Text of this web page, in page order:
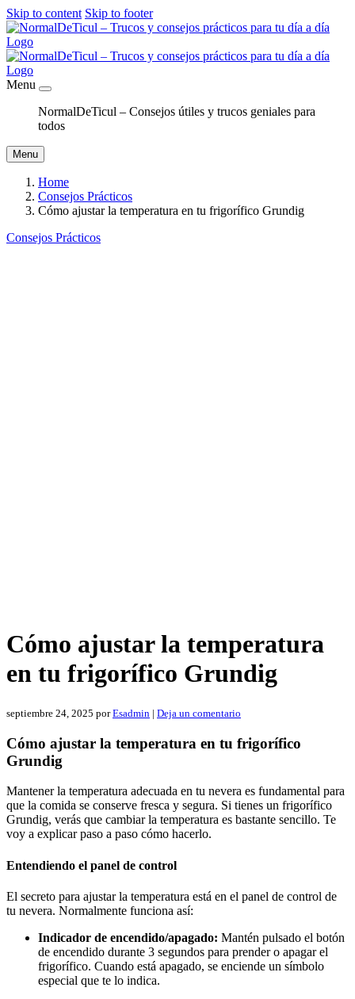
Skip to content Skip to footer
Menu
NormalDeTicul – Consejos útiles y trucos geniales para
todos
Menu
Home
Consejos Prácticos
Cómo ajustar la temperatura en tu frigorífico Grundig
Consejos Prácticos
Cómo ajustar la temperatura
en tu frigorífico Grundig
septiembre 24, 2025 porEsadmin | Deja un comentario
Cómo ajustar la temperatura en tu frigorífico
Grundig
Mantener la temperatura adecuada en tu nevera es fundamental para
que la comida se conserve fresca y segura. Si tienes un frigorífico
Grundig, verás que cambiar la temperatura es bastante sencillo. Te
voy a explicar paso a paso cómo hacerlo.
Entendiendo el panel de control
El secreto para ajustar la temperatura está en el panel de control de
tu nevera. Normalmente funciona así:
Indicador de encendido/apagado: Mantén pulsado el botón
de encendido durante 3 segundos para prender o apagar el
frigorífico. Cuando está apagado, se enciende un símbolo
especial que te lo indica.